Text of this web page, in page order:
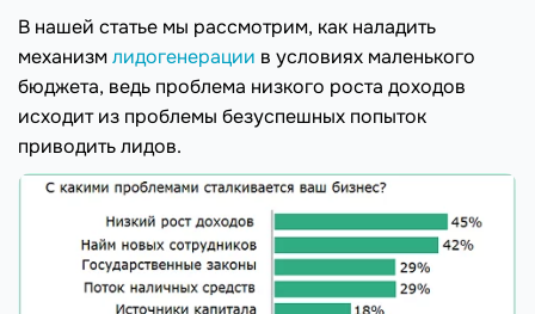
В нашей статье мы рассмотрим, как наладить
механизмлидогенерации в условиях маленького
бюджета, ведь проблема низкого роста доходов
исходит из проблемы безуспешных попыток
приводить лидов.